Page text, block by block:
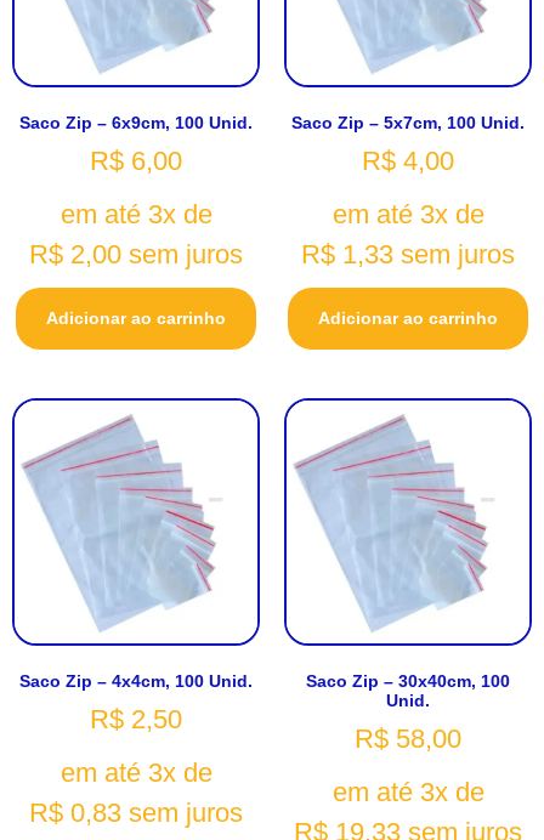
Saco Zip – 6x9cm, 100 Unid.
R$ 6,00
em até 3x de
R$ 2,00 sem juros
Adicionar ao carrinho
Saco Zip – 5x7cm, 100 Unid.
R$ 4,00
em até 3x de
R$ 1,33 sem juros
Adicionar ao carrinho
Saco Zip – 4x4cm, 100 Unid.
R$ 2,50
em até 3x de
R$ 0,83 sem juros
Saco Zip – 30x40cm, 100
Unid.
R$ 58,00
em até 3x de
R$ 19,33 sem juros